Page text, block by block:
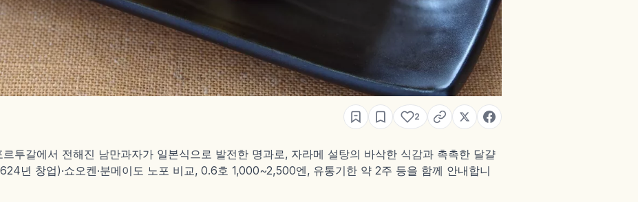
2
투갈에서 전해진 남만과자가 일본식으로 발전한 명과로, 자라메 설탕의 바삭한 식감과 촉촉한 달걀
년 창업)·쇼오켄·분메이도 노포 비교, 0.6호 1,000~2,500엔, 유통기한 약 2주 등을 함께 안내합니